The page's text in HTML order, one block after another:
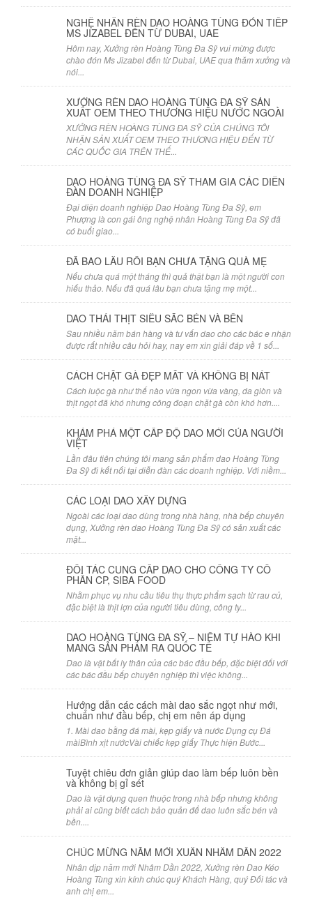
NGHỆ NHÂN RÈN DAO HOÀNG TÙNG ĐÓN TIẾP
MS JIZABEL ĐẾN TỪ DUBAI, UAE
Hôm nay, Xưởng rèn Hoàng Tùng Đa Sỹ vui mừng được
chào đón Ms Jizabel đến từ Dubai, UAE qua thăm xưởng và
nói...
XƯỞNG RÈN DAO HOÀNG TÙNG ĐA SỸ SẢN
XUẤT OEM THEO THƯƠNG HIỆU NƯỚC NGOÀI
XƯỞNG RÈN HOÀNG TÙNG ĐA SỸ CỦA CHÚNG TÔI
NHẬN SẢN XUẤT OEM THEO THƯƠNG HIỆU ĐẾN TỪ
CÁC QUỐC GIA TRÊN THẾ...
DAO HOÀNG TÙNG ĐA SỸ THAM GIA CÁC DIỄN
ĐÀN DOANH NGHIỆP
Đại diện doanh nghiệp Dao Hoàng Tùng Đa Sỹ, em
Phượng là con gái ông nghệ nhân Hoàng Tùng Đa Sỹ đã
có buổi giao...
ĐÃ BAO LÂU RỒI BẠN CHƯA TẶNG QUÀ MẸ
Nếu chưa quá một tháng thì quả thật bạn là một người con
hiếu thảo. Nếu đã quá lâu bạn chưa tặng mẹ một...
DAO THÁI THỊT SIÊU SẮC BÉN VÀ BỀN
Sau nhiều năm bán hàng và tư vấn dao cho các bác e nhận
được rất nhiều câu hỏi hay, nay em xin giải đáp về 1 số...
CÁCH CHẶT GÀ ĐẸP MẮT VÀ KHÔNG BỊ NÁT
Cách luộc gà như thế nào vừa ngon vừa vàng, da giòn và
thịt ngọt đã khó nhưng công đoạn chặt gà còn khó hơn....
KHÁM PHÁ MỘT CẤP ĐỘ DAO MỚI CỦA NGƯỜI
VIỆT
Lần đâu tiên chúng tôi mang sản phẩm dao Hoàng Tùng
Đa Sỹ đi kết nối tại diễn đàn các doanh nghiệp. Với niềm...
CÁC LOẠI DAO XÂY DỰNG
Ngoài các loại dao dùng trong nhà hàng, nhà bếp chuyên
dụng, Xưởng rèn dao Hoàng Tùng Đa Sỹ có sản xuất các
mặt...
ĐỐI TÁC CUNG CẤP DAO CHO CÔNG TY CỔ
PHẦN CP, SIBA FOOD
Nhằm phục vụ nhu cầu tiêu thụ thực phẩm sạch từ rau củ,
đặc biệt là thịt lợn của người tiêu dùng, công ty...
DAO HOÀNG TÙNG ĐA SỸ – NIỀM TỰ HÀO KHI
MANG SẢN PHẨM RA QUỐC TẾ
Dao là vật bất ly thân của các bác đầu bếp, đặc biệt đối với
các bác đầu bếp chuyên nghiệp thì việc không...
Hướng dẫn các cách mài dao sắc ngọt như mới,
chuẩn như đầu bếp, chị em nên áp dụng
1. Mài dao bằng đá mài, kẹp giấy và nước Dụng cụ Đá
màiBình xịt nướcVài chiếc kẹp giấy Thực hiện Bước...
Tuyệt chiêu đơn giản giúp dao làm bếp luôn bền
và không bị gỉ sét
Dao là vật dụng quen thuộc trong nhà bếp nhưng không
phải ai cũng biết cách bảo quản để dao luôn sắc bén và
bền....
CHÚC MỪNG NĂM MỚI XUÂN NHÂM DẦN 2022
Nhân dịp năm mới Nhâm Dần 2022, Xưởng rèn Dao Kéo
Hoàng Tùng xin kính chúc quý Khách Hàng, quý Đối tác và
anh chị em...